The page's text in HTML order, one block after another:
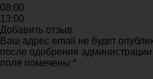
08:00
13:00
Добавить отзыв
Ваш адрес email не будет
после одобрения
поля помечены *